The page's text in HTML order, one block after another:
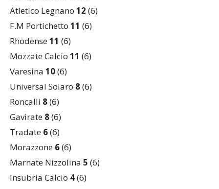
Olimpia Calcio14(6)
Atletico Legnano12(6)
F.M Portichetto11
Rhodense11(6)
Mozzate Calcio
Varesina10(6)
Universal Solaro
Roncalli 8(6)
Gavirate8(6)
Tradate6(6)
Morazzone6(6)
Marnate Nizzolina5